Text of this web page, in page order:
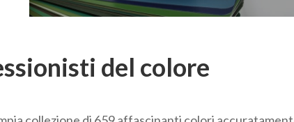
del colore